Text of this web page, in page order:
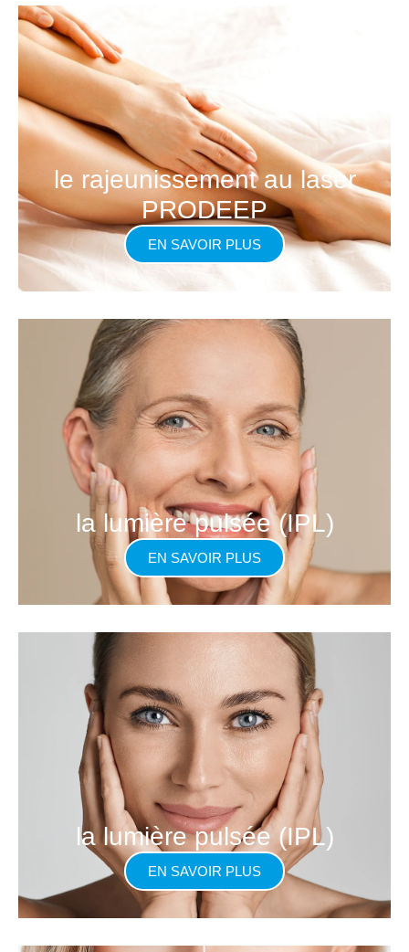
le rajeunissement au laser
PRODEEP
EN SAVOIR PLUS
la lumière pulsée (IPL)
EN SAVOIR PLUS
la lumière pulsée (IPL)
EN SAVOIR PLUS